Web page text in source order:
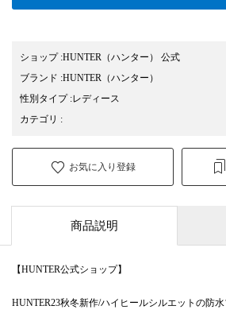
ショップ:HUNTER（ハンター） 公式
ブランド :HUNTER （ハンター）
性別タイプ:レディース
カテゴリ :
お気に入り登録
商品説明
【HUNTER公式ショップ】
HUNTER23秋冬新作/ハイヒールシルエットの防